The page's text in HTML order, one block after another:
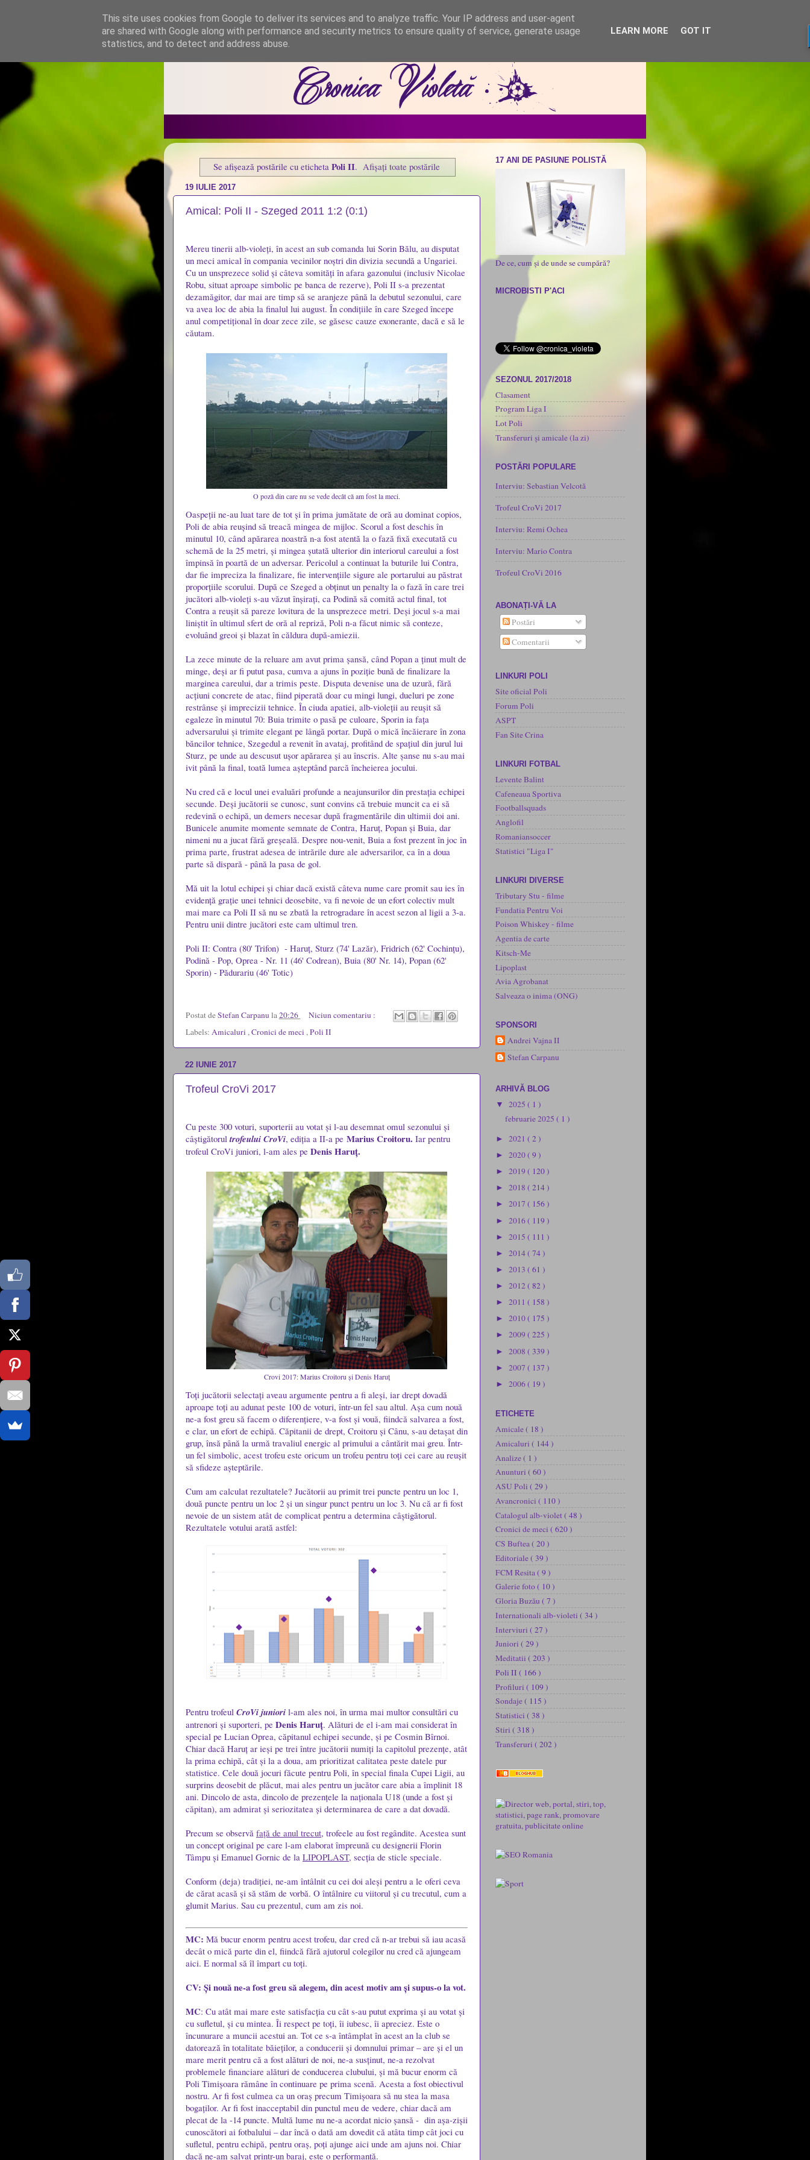
Se afișează postările cu eticheta Poli II. Afișați toate postările
19 IULIE 2017
Amical: Poli II - Szeged 2011 1:2 (0:1)
Mereu tinerii alb-violeți, în acest an sub comanda lui Sorin Bălu, au disputat
un meci amical în compania vecinilor noștri din divizia secundă a Ungariei.
Cu un unsprezece solid și câteva somități în afara gazonului (inclusiv Nicolae
Robu, situat aproape simbolic pe banca de rezerve), Poli II s-a prezentat
dezamăgitor, dar mai are timp să se aranjeze până la debutul sezonului, care
va avea loc de abia la finalul lui august. În condițiile în care Szeged începe
anul competițional în doar zece zile, se găsesc cauze exonerante, dacă e să le
căutam.
O poză din care nu se vede decât că am fost la meci.
Oaspeții ne-au luat tare de tot și în prima jumătate de oră au dominat copios,
Poli de abia reușind să treacă mingea de mijloc. Scorul a fost deschis în
minutul 10, când apărarea noastră n-a fost atentă la o fază fixă executată cu
schemă de la 25 metri, și mingea șutată ulterior din interiorul careului a fost
împinsă în poartă de un adversar. Pericolul a continuat la buturile lui Contra,
dar fie impreciza la finalizare, fie intervențiile sigure ale portarului au păstrat
proporțiile scorului. După ce Szeged a obținut un penalty la o fază în care trei
jucători alb-violeți s-au văzut înșirați, ca Podină să comită actul final, tot
Contra a reușit să pareze lovitura de la unsprezece metri. Deși jocul s-a mai
liniștit în ultimul sfert de oră al repriză, Poli n-a făcut nimic să conteze,
evoluând greoi și blazat în căldura după-amiezii.
La zece minute de la reluare am avut prima șansă, când Popan a ținut mult de
minge, deși ar fi putut pasa, cumva a ajuns în poziție bună de finalizare la
marginea careului, dar a trimis peste. Disputa devenise una de uzură, fără
acțiuni concrete de atac, fiind piperată doar cu mingi lungi, dueluri pe zone
restrânse și imprecizii tehnice. În ciuda apatiei, alb-violeții au reușit să
egaleze în minutul 70: Buia trimite o pasă pe culoare, Sporin ia fața
adversarului și trimite elegant pe lângă portar. După o mică încăierare în zona
băncilor tehnice, Szegedul a revenit în avataj, profitând de spațiul din jurul lui
Sturz, pe unde au descusut ușor apărarea și au înscris. Alte șanse nu s-au mai
ivit până la final, toată lumea așteptând parcă încheierea jocului.
Nu cred că e locul unei evaluări profunde a neajunsurilor din prestația echipei
secunde. Deși jucătorii se cunosc, sunt convins că trebuie muncit ca ei să
redevină o echipă, un demers necesar după fragmentările din ultimii doi ani.
Bunicele anumite momente semnate de Contra, Haruț, Popan și Buia, dar
nimeni nu a jucat fără greșeală. Despre nou-venit, Buia a fost prezent în joc în
prima parte, frustrat adesea de intrările dure ale adversarilor, ca în a doua
parte să dispară - până la pasa de gol.
Mă uit la lotul echipei și chiar dacă există câteva nume care promit sau ies în
evidență grație unei tehnici deosebite, va fi nevoie de un efort colectiv mult
mai mare ca Poli II să nu se zbată la retrogradare în acest sezon al ligii a 3-a.
Pentru unii dintre jucători este cam ultimul tren.
Poli II: Contra (80' Trifon) - Haruț, Sturz (74' Lazăr), Fridrich (62' Cochințu),
Podină - Pop, Oprea - Nr. 11 (46' Codrean), Buia (80' Nr. 14), Popan (62'
Sporin) - Pădurariu (46' Totic)
Postat deStefan Carpanula20:26
Niciun comentariu :
Labels: Amicaluri ,Cronici de meci ,Poli II
22 IUNIE 2017
Trofeul CroVi 2017
Cu peste 300 voturi, suporterii au votat și l-au desemnat omul sezonului și
câștigătorul trofeului CroVi, ediția a II-a pe Marius Croitoru. Iar pentru
trofeul CroVi juniori, l-am ales pe Denis Haruț.
Crovi 2017: Marius Croitoru și Denis Haruț
Toți jucătorii selectați aveau argumente pentru a fi aleși, iar drept dovadă
aproape toți au adunat peste 100 de voturi, într-un fel sau altul. Așa cum nouă
ne-a fost greu să facem o diferențiere, v-a fost și vouă, fiindcă salvarea a fost,
e clar, un efort de echipă. Căpitanii de drept, Croitoru și Cânu, s-au detașat din
grup, însă până la urmă travaliul energic al primului a cântărit mai greu. Într-
un fel simbolic, acest trofeu este oricum un trofeu pentru toți cei care au reușit
să sfideze așteptările.
Cum am calculat rezultatele? Jucătorii au primit trei puncte pentru un loc 1,
două puncte pentru un loc 2 și un singur punct pentru un loc 3. Nu că ar fi fost
nevoie de un sistem atât de complicat pentru a determina câștigătorul.
Rezultatele votului arată astfel:
Pentru trofeul CroVi juniori l-am ales noi, în urma mai multor consultări cu
antrenori și suporteri, pe Denis Haruț. Alături de el i-am mai considerat în
special pe Lucian Oprea, căpitanul echipei secunde, și pe Cosmin Bîrnoi.
Chiar dacă Haruț ar ieși pe trei între jucătorii numiți la capitolul prezențe, atât
la prima echipă, cât și la a doua, am prioritizat calitatea peste datele pur
statistice. Cele două jocuri făcute pentru Poli, în special finala Cupei Ligii, au
surprins deosebit de plăcut, mai ales pentru un jucător care abia a împlinit 18
ani. Dincolo de asta, dincolo de prezențele la naționala U18 (unde a fost și
căpitan), am admirat și seriozitatea și determinarea de care a dat dovadă.
Precum se observă față de anul trecut, trofeele au fost regândite. Acestea sunt
un concept original pe care l-am elaborat împreună cu designerii Florin
Tâmpu​ și Emanuel Gornic​ de la LIPOPLAST​, secția de sticle speciale.
Conform (deja) tradiției, ne-am întâlnit cu cei doi aleși pentru a le oferi ceva
de cărat acasă și să stăm de vorbă. O întâlnire cu viitorul și cu trecutul, cum a
glumit Marius. Sau cu prezentul, cum am zis noi.
MC: Mă bucur enorm pentru acest trofeu, dar cred că n-ar trebui să iau acasă
decât o mică parte din el, fiindcă fără ajutorul colegilor nu cred că ajungeam
aici. E normal să îl împart cu toți.
CV: Și nouă ne-a fost greu să alegem, din acest motiv am și supus-o la vot.
MC: Cu atât mai mare este satisfacția cu cât s-au putut exprima și au votat și
cu sufletul, și cu mintea. Îi respect pe toți, îi iubesc, îi apreciez. Este o
încunurare a muncii acestui an. Tot ce s-a întâmplat în acest an la club se
datorează în totalitate băieților, a conducerii și domnului primar – are și el un
mare merit pentru că a fost alături de noi, ne-a susținut, ne-a rezolvat
problemele financiare alături de conducerea clubului, și mă bucur enorm că
Poli Timișoara rămâne în continuare pe prima scenă. Acesta a fost obiectivul
nostru. Ar fi fost culmea ca un oraș precum Timișoara să nu stea la masa
bogaților. Ar fi fost inacceptabil din punctul meu de vedere, chiar dacă am
plecat de la -14 puncte. Multă lume nu ne-a acordat nicio șansă - din așa-zișii
cunoscători ai fotbalului – dar încă o dată am dovedit că atâta timp cât joci cu
sufletul, pentru echipă, pentru oraș, poți ajunge aici unde am ajuns noi. Chiar
dacă ne-am salvat printr-un baraj, este o performanță.
17 ANI DE PASIUNE POLISTĂ
De ce, cum și de unde se cumpără?
MICROBISTI P'ACI
SEZONUL 2017/2018
Clasament
Program Liga I
Lot Poli
Transferuri și amicale (la zi)
POSTĂRI POPULARE
Interviu: Sebastian Velcotă
Trofeul CroVi 2017
Interviu: Remi Ochea
Interviu: Mario Contra
Trofeul CroVi 2016
ABONAȚI-VĂ LA
Postări
Comentarii
LINKURI POLI
Site oficial Poli
Forum Poli
ASPT
Fan Site Crina
LINKURI FOTBAL
Levente Balint
Cafeneaua Sportiva
Footballsquads
Anglofil
Romaniansoccer
Statistici "Liga I"
LINKURI DIVERSE
Tributary Stu - filme
Fundatia Pentru Voi
Poison Whiskey - filme
Agentia de carte
Kitsch-Me
Lipoplast
Avia Agrobanat
Salveaza o inima (ONG)
SPONSORI
Andrei Vajna II
Stefan Carpanu
ARHIVĂ BLOG
▼ 2025 ( 1 )
februarie 2025( 1 )
► 2021 ( 2 )
► 2020( 9 )
► 2019 ( 120 )
► 2018 ( 214 )
► 2017 ( 156 )
► 2016( 119 )
► 2015 ( 111 )
► 2014( 74 )
► 2013 ( 61 )
► 2012( 82 )
► 2011 ( 158 )
► 2010( 175 )
► 2009 ( 225 )
► 2008 ( 339 )
► 2007 ( 137 )
► 2006( 19 )
ETICHETE
Amicale( 18 )
Amicaluri ( 144 )
Analize( 1 )
Anunturi ( 60 )
ASU Poli ( 29 )
Avancronici ( 110 )
Catalogul alb-violet( 48 )
Cronici de meci ( 620 )
CS Buftea( 20 )
Editoriale( 39 )
FCM Resita ( 9 )
Galerie foto( 10 )
Gloria Buzău ( 7 )
Internationali alb-violeti ( 34 )
Interviuri ( 27 )
Juniori ( 29 )
Meditatii ( 203 )
Poli II ( 166 )
Profiluri ( 109 )
Sondaje( 115 )
Statistici ( 38 )
Stiri ( 318 )
Transferuri ( 202 )
This site uses cookies from Google to deliver its services and to analyze traffic. Your IP address and user-agent
are shared with Google along with performance and security metrics to ensure quality of service, generate usage
statistics, and to detect and address abuse.
LEARN MORE GOT IT